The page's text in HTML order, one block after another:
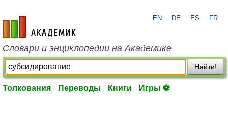
academic.ru
EN DE ES FR
Словари и энциклопедии на Академике
Найти!
Толкования Переводы Книги Игры ⚽